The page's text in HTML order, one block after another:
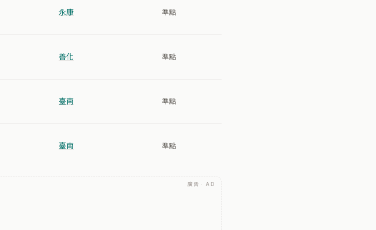
永康 準點
善化 準點
臺南 準點
臺南 準點
廣告 · AD